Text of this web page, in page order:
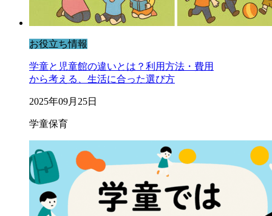
お役立ち情報
学童と児童館の違いとは？利用方法・費用
から考える、生活に合った選び方
2025年09月25日
学童保育